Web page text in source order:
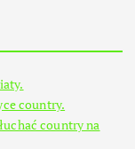
country.
country na